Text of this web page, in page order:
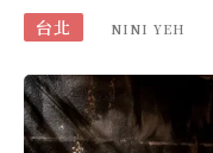
台北 NINI YEH